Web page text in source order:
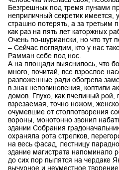
Безгрешных под тремя лунами
неприличный секретик имеется,
страшно потерять, а за третьим
как раз на пять лет каторжных
Очень по-шуриански, но что тут
– Сейчас поглядим, кто у нас
Рамман себе под нос.
А на площади выяснилось, что
много, почитай, все взрослое
разложенные ради обогрева
в знак неповиновения, коптили
домов. Глухо, как пчелиный рой,
взрезаемая, точно ножом,
очумевшие от столпотворения
вороны, монотонно звонил
здании Собрания
охраняла рота стрелков,
на весь фасад, лестницу
здание магистрата напоминало
до сих пор пылятся на чердаке
вычурное и неуместное